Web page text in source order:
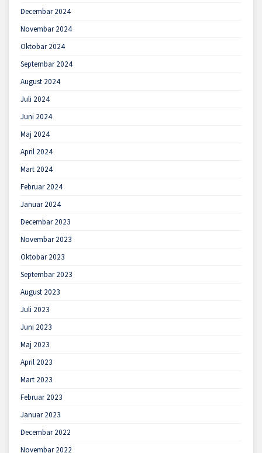
Decembar 2024
Novembar 2024
Oktobar 2024
Septembar 2024
August 2024
Juli 2024
Juni 2024
Maj 2024
April 2024
Mart 2024
Februar 2024
Januar 2024
Decembar 2023
Novembar 2023
Oktobar 2023
Septembar 2023
August 2023
Juli 2023
Juni 2023
Maj 2023
April 2023
Mart 2023
Februar 2023
Januar 2023
Decembar 2022
Novembar 2022